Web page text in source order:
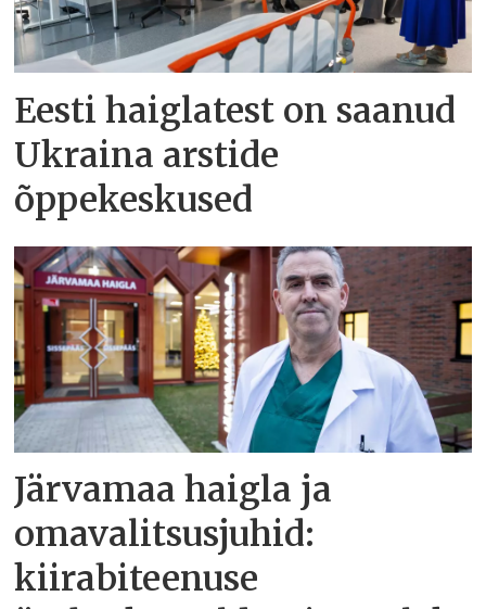
Eesti haiglatest on saanud
Ukraina arstide
õppekeskused
Järvamaa haigla ja
omavalitsusjuhid:
kiirabiteenuse